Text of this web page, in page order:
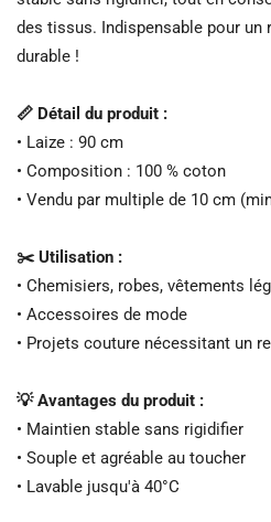
des tissus. Indispensable pour un
durable !
📏 Détail du produit :
• Laize : 90 cm
• Composition : 100 % coton
• Vendu par multiple de 10 cm
✂️ Utilisation :
• Chemisiers, robes, vêtements
• Accessoires de mode
• Projets couture nécessitant un
💡 Avantages du produit :
• Maintien stable sans rigidifier
• Souple et agréable au toucher
• Lavable jusqu'à 40°C